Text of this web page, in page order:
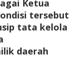
Ketua
tersebut
tata kelola
daerah